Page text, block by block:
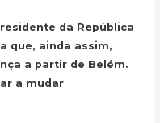
da República
que, ainda assim,
a partir de Belém.
a mudar